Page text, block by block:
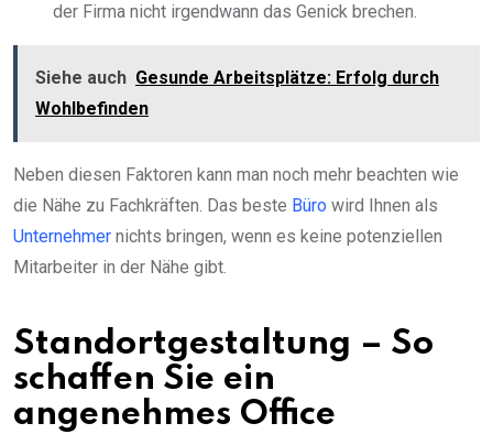
der Firma nicht irgendwann das Genick brechen.
Siehe auch Gesunde Arbeitsplätze: Erfolg durch
Wohlbefinden
Neben diesen Faktoren kann man noch mehr beachten wie
die Nähe zu Fachkräften. Das beste Büro wird Ihnen als
Unternehmer nichts bringen, wenn es keine potenziellen
Mitarbeiter in der Nähe gibt.
Standortgestaltung – So
schaffen Sie ein
angenehmes Office